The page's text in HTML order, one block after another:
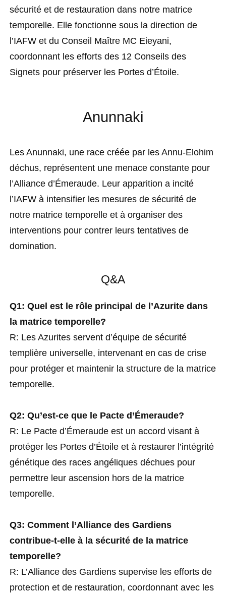
sécurité et de restauration dans notre matrice
temporelle. Elle fonctionne sous la direction de
l’IAFW et du Conseil Maître MC Eieyani,
coordonnant les efforts des 12 Conseils des
Signets pour préserver les Portes d’Étoile.
Anunnaki
Les Anunnaki, une race créée par les Annu-Elohim
déchus, représentent une menace constante pour
l’Alliance d’Émeraude. Leur apparition a incité
l’IAFW à intensifier les mesures de sécurité de
notre matrice temporelle et à organiser des
interventions pour contrer leurs tentatives de
domination.
Q&A
Q1: Quel est le rôle principal de l’Azurite dans
la matrice temporelle?
R: Les Azurites servent d’équipe de sécurité
templière universelle, intervenant en cas de crise
pour protéger et maintenir la structure de la matrice
temporelle.
Q2: Qu’est-ce que le Pacte d’Émeraude?
R: Le Pacte d’Émeraude est un accord visant à
protéger les Portes d’Étoile et à restaurer l’intégrité
génétique des races angéliques déchues pour
permettre leur ascension hors de la matrice
temporelle.
Q3: Comment l’Alliance des Gardiens
contribue-t-elle à la sécurité de la matrice
temporelle?
R: L’Alliance des Gardiens supervise les efforts de
protection et de restauration, coordonnant avec les